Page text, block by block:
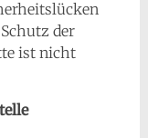
der
ist nicht